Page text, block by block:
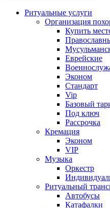
Ритуальные услуги
Организация
Купить
Еврейские
Эконом
Стандарт
Vip
Базовый
Под ключ
Рассрочка
Кремация
Эконом
VIP
Музыка
Оркестр
Ритуальный
Автобусы
Катафалки